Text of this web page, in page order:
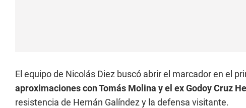
El equipo de Nicolás Diez buscó abrir el marcador en el
aproximaciones con Tomás Molina y el ex Godoy Cruz
resistencia de Hernán Galíndez y la defensa visitante.